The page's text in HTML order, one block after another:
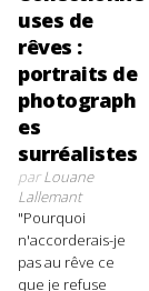
uses de
rêves :
portraits de
photograph
es
surréalistes
parLouane
Lallemant
"Pourquoi
n'accorderais-je
pas au rêve ce
que je refuse